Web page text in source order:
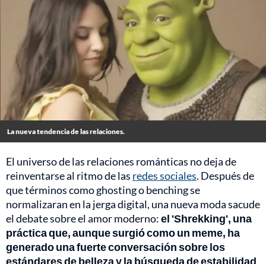
La nueva tendencia de las relaciones.
El universo de las relaciones románticas no deja de
reinventarse al ritmo de las redes sociales. Después de
que términos como ghosting o benching se
normalizaran en la jerga digital, una nueva moda sacude
el debate sobre el amor moderno:el 'Shrekking', una
práctica que, aunque surgió como un meme, ha
generado una fuerte conversación sobre los
estándares de belleza y la búsqueda de estabilidad